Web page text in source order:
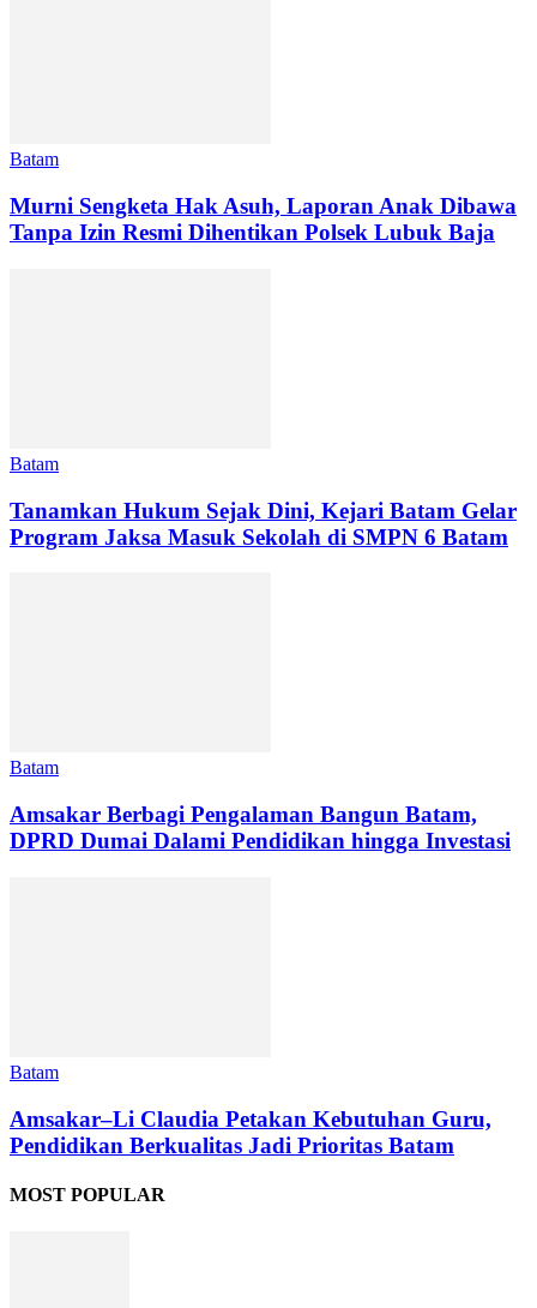
Batam
Murni Sengketa Hak Asuh, Laporan Anak Dibawa
Tanpa Izin Resmi Dihentikan Polsek Lubuk Baja
Batam
Tanamkan Hukum Sejak Dini, Kejari Batam Gelar
Program Jaksa Masuk Sekolah di SMPN 6 Batam
Batam
Amsakar Berbagi Pengalaman Bangun Batam,
DPRD Dumai Dalami Pendidikan hingga Investasi
Batam
Amsakar–Li Claudia Petakan Kebutuhan Guru,
Pendidikan Berkualitas Jadi Prioritas Batam
MOST POPULAR